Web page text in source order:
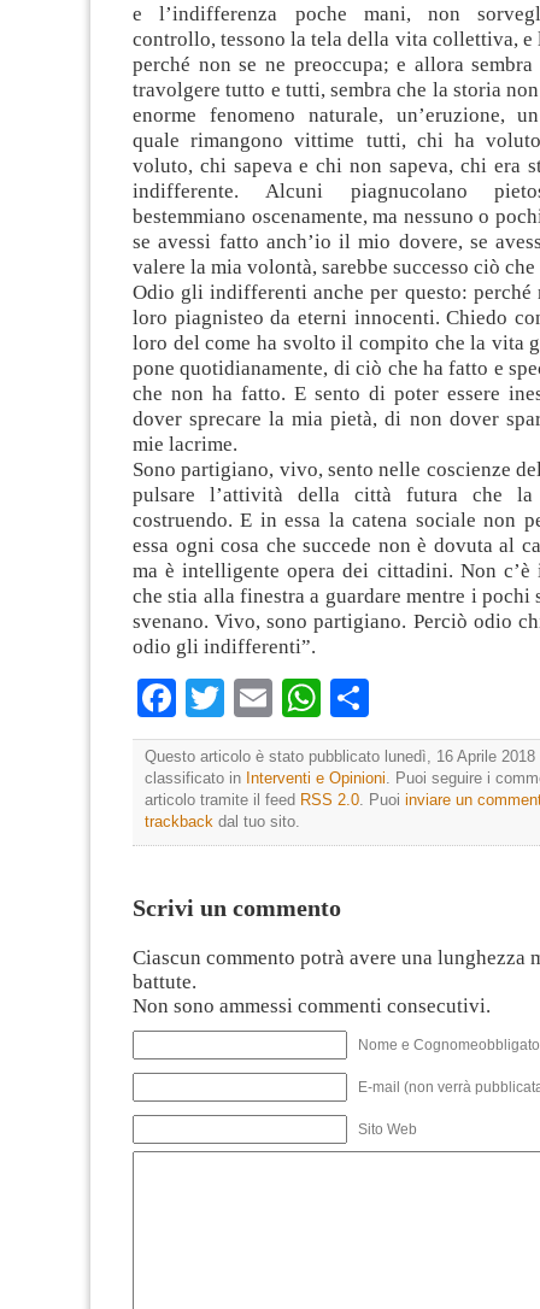
e l’indifferenza poche mani, non
controllo, tessono la tela della vita collettiva, e
perché non se ne preoccupa; e allora
travolgere tutto e tutti, sembra che la storia
enorme fenomeno naturale, un’eruzione,
quale rimangono vittime tutti, chi ha
voluto, chi sapeva e chi non sapeva, chi era
indifferente. Alcuni piagnucolano
bestemmiano oscenamente, ma nessuno o
se avessi fatto anch’io il mio dovere, se
valere la mia volontà, sarebbe successo ciò che
Odio gli indifferenti anche per questo:
loro piagnisteo da eterni innocenti. Chiedo
loro del come ha svolto il compito che la vita
pone quotidianamente, di ciò che ha fatto e
che non ha fatto. E sento di poter essere
dover sprecare la mia pietà, di non dover
mie lacrime.
Sono partigiano, vivo, sento nelle coscienze
pulsare l’attività della città futura che
costruendo. E in essa la catena sociale non
essa ogni cosa che succede non è dovuta al
ma è intelligente opera dei cittadini. Non c’è
che stia alla finestra a guardare mentre i pochi
svenano. Vivo, sono partigiano. Perciò odio
odio gli indifferenti”.
Facebook
TwitterEmailWhatsApp
Questo articolo è stato pubblicato lunedì, 16 Aprile 2018
classificato in Interventi e Opinioni. Puoi seguire i
articolo tramite il feed RSS 2.0. Puoi inviare un
trackback dal tuo sito.
Scrivi un commento
Ciascun commento potrà avere una lunghezza
battute.
Non sono ammessi commenti consecutivi.
Nome e
E-mail (non verrà
Sito Web